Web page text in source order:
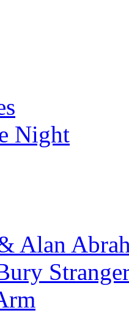
Night
Alan